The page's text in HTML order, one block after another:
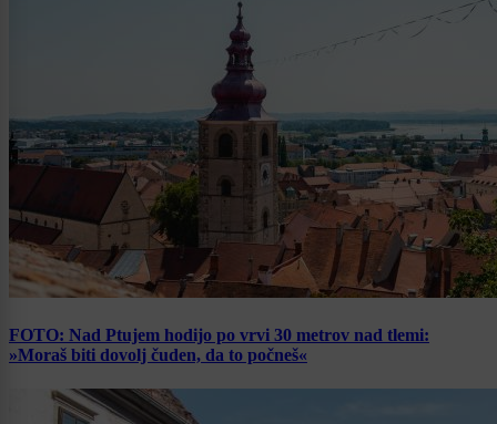
FOTO: Nad Ptujem hodijo po vrvi 30 metrov nad tlemi:
»Moraš biti dovolj čuden, da to počneš«